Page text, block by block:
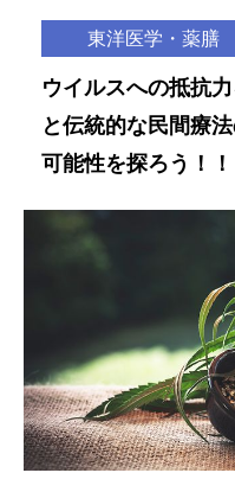
東洋医学・薬膳
ウイルスへの抵抗
と伝統的な民間療
可能性を探ろう！！